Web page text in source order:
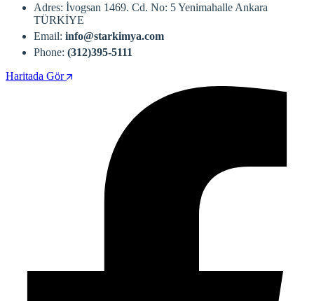
Adres: İvogsan 1469. Cd. No: 5 Yenimahalle Ankara
TÜRKİYE
Email: info@starkimya.com
Phone: (312)395-5111
Haritada Gör